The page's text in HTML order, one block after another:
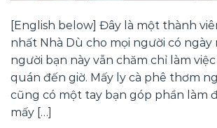
[English below] Đây là một thành
nhất Nhà Dù cho mọi người có
người bạn này vẫn chăm chỉ làm
quán đến giờ. Mấy ly cà phê thơm
cũng có một tay bạn góp phần làm
mấy […]